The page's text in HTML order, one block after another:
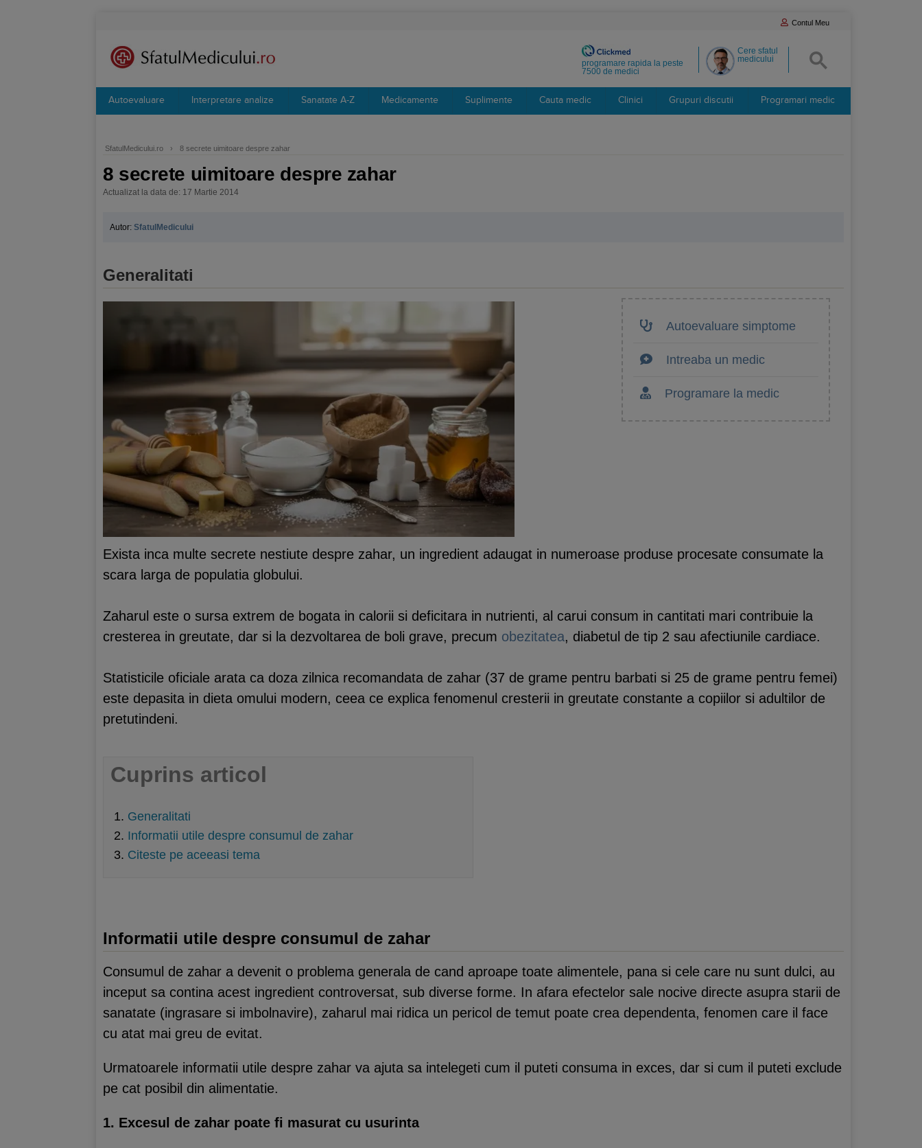
Contul Meu
Cere sfatul
medicului
programare rapida la peste
7500 de medici
Autoevaluare Interpretare analize Sanatate A-Z Medicamente Suplimente Cauta medic Clinici Grupuri discutii Programari medic
SfatulMedicului.ro › 8 secrete uimitoare despre zahar
8 secrete uimitoare despre zahar
Actualizat la data de: 17 Martie 2014
Autor: SfatulMedicului
Generalitati
Autoevaluare simptome
Intreaba un medic
Programare la medic
Exista inca multe secrete nestiute despre zahar, un ingredient adaugat in numeroase produse procesate consumate la
scara larga de populatia globului.
Zaharul este o sursa extrem de bogata in calorii si deficitara in nutrienti, al carui consum in cantitati mari contribuie la
cresterea in greutate, dar si la dezvoltarea de boli grave, precum obezitatea, diabetul de tip 2 sau afectiunile cardiace.
Statisticile oficiale arata ca doza zilnica recomandata de zahar (37 de grame pentru barbati si 25 de grame pentru femei)
este depasita in dieta omului modern, ceea ce explica fenomenul cresterii in greutate constante a copiilor si adultilor de
pretutindeni.
Cuprins articol
Generalitati
Informatii utile despre consumul de zahar
Citeste pe aceeasi tema
Informatii utile despre consumul de zahar
Consumul de zahar a devenit o problema generala de cand aproape toate alimentele, pana si cele care nu sunt dulci, au
inceput sa contina acest ingredient controversat, sub diverse forme. In afara efectelor sale nocive directe asupra starii de
sanatate (ingrasare si imbolnavire), zaharul mai ridica un pericol de temut poate crea dependenta, fenomen care il face
cu atat mai greu de evitat.
Urmatoarele informatii utile despre zahar va ajuta sa intelegeti cum il puteti consuma in exces, dar si cum il puteti exclude
pe cat posibil din alimentatie.
1. Excesul de zahar poate fi masurat cu usurinta